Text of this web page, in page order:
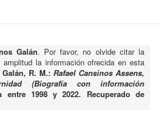
Galán. Por favor, no olvide citar la
la información ofrecida en esta
R. M.: Rafael Cansinos Assens,
(Biografía con información
entre 1998 y 2022. Recuperado de